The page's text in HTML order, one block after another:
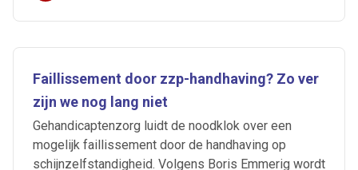
Faillissement door zzp-handhaving? Zo ver
zijn we nog lang niet
Gehandicaptenzorg luidt de noodklok over een
mogelijk faillissement door de handhaving op
schijnzelfstandigheid. Volgens Boris Emmerig wordt
Ontvang vacatures direct in